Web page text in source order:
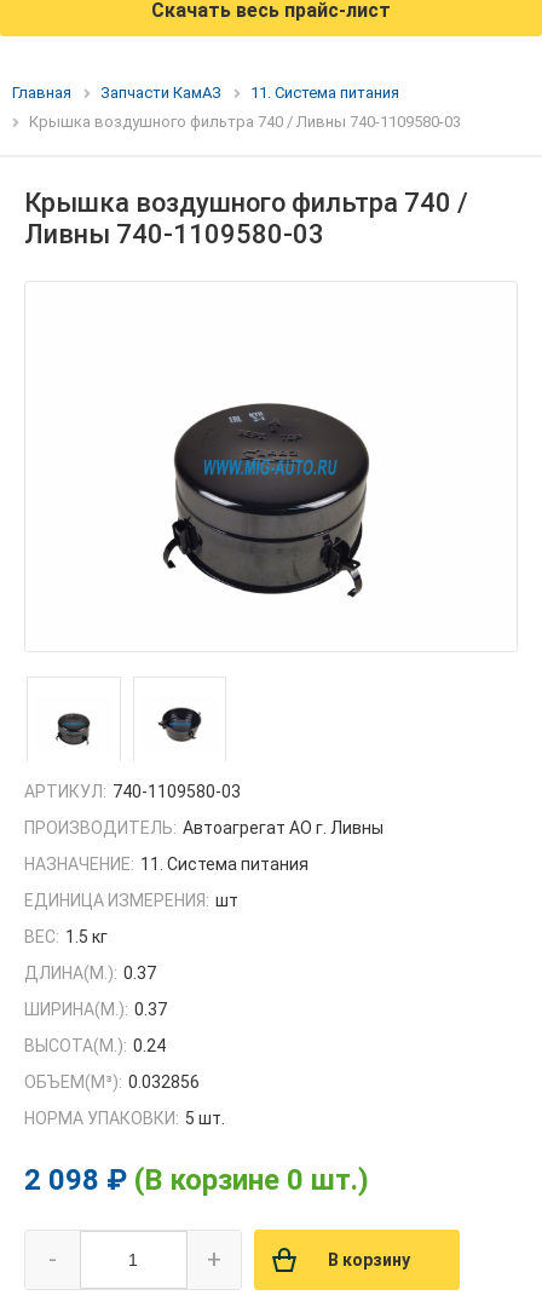
Скачать весь прайс-лист
Главная Запчасти КамАЗ
11. Система питания
Крышка воздушного фильтра 740 / Ливны 740-1109580-03
Крышка воздушного фильтра 740 /
Ливны 740-1109580-03
АРТИКУЛ: 740-1109580-03
ПРОИЗВОДИТЕЛЬ: Автоагрегат АО г. Ливны
НАЗНАЧЕНИЕ: 11. Система питания
ЕДИНИЦА ИЗМЕРЕНИЯ: шт
ВЕС: 1.5 кг
ДЛИНА(М.): 0.37
ШИРИНА(М.): 0.37
ВЫСОТА(М.): 0.24
ОБЪЕМ(M³): 0.032856
НОРМА УПАКОВКИ: 5 шт.
2 098 ₽ (В корзине 0 шт.)
- + В корзину